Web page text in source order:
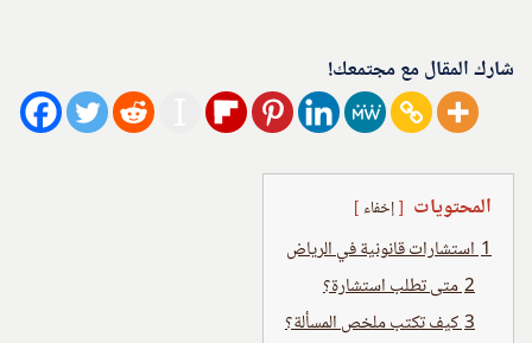
شارك المقال مع مجتمعك!
المحتويات إخفاء
1استشارات قانونية في الرياض
2متى تطلب استشارة؟
3كيف تكتب ملخص المسألة؟